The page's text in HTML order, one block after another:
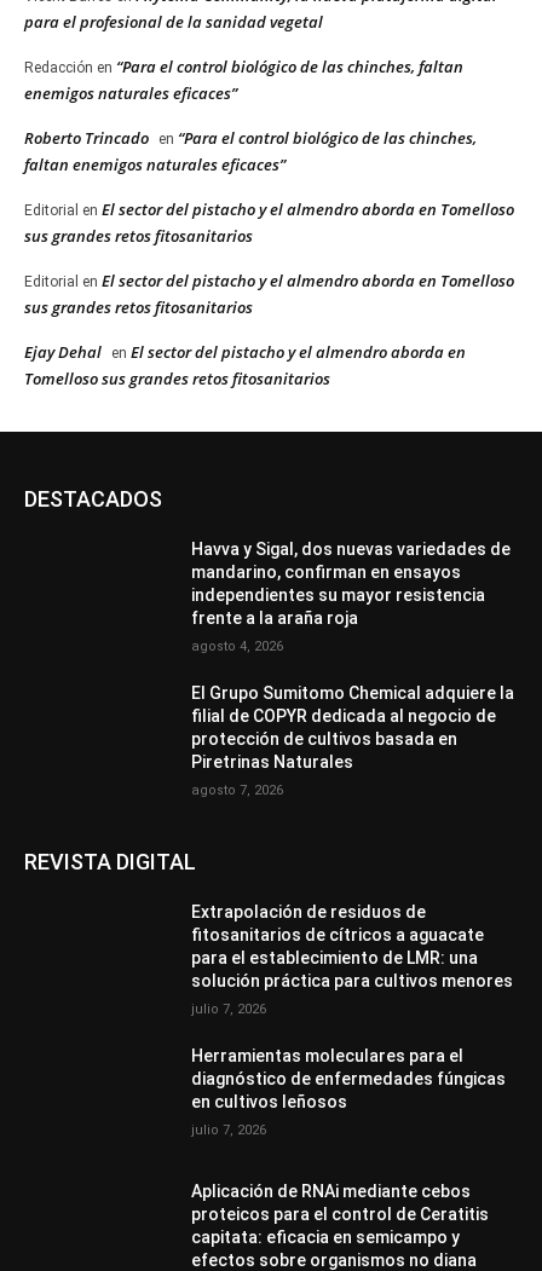
para el profesional de la sanidad vegetal
Redacción en “Para el control biológico de las chinches, faltan
enemigos naturales eficaces”
Roberto Trincado en “Para el control biológico de las chinches,
faltan enemigos naturales eficaces”
Editorial en El sector del pistacho y el almendro aborda en Tomelloso
sus grandes retos fitosanitarios
Editorial en El sector del pistacho y el almendro aborda en Tomelloso
sus grandes retos fitosanitarios
Ejay Dehal en El sector del pistacho y el almendro aborda en
Tomelloso sus grandes retos fitosanitarios
DESTACADOS
Havva y Sigal, dos nuevas variedades de
mandarino, confirman en ensayos
independientes su mayor resistencia
frente a la araña roja
agosto 4, 2026
El Grupo Sumitomo Chemical adquiere la
filial de COPYR dedicada al negocio de
protección de cultivos basada en
Piretrinas Naturales
agosto 7, 2026
REVISTA DIGITAL
Extrapolación de residuos de
fitosanitarios de cítricos a aguacate
para el establecimiento de LMR: una
solución práctica para cultivos menores
julio 7, 2026
Herramientas moleculares para el
diagnóstico de enfermedades fúngicas
en cultivos leñosos
julio 7, 2026
Aplicación de RNAi mediante cebos
proteicos para el control de Ceratitis
capitata: eficacia en semicampo y
efectos sobre organismos no diana